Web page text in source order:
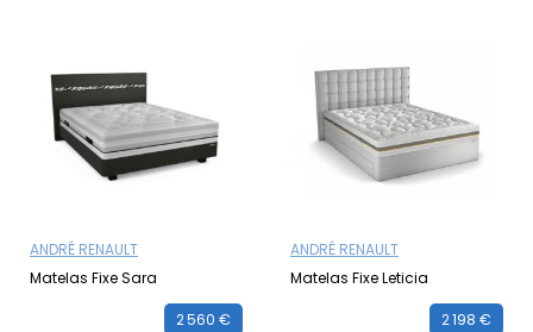
ANDRÉ RENAULT
Matelas Fixe Sara
2 560 €
ANDRÉ RENAULT
Matelas Fixe Leticia
2 198 €